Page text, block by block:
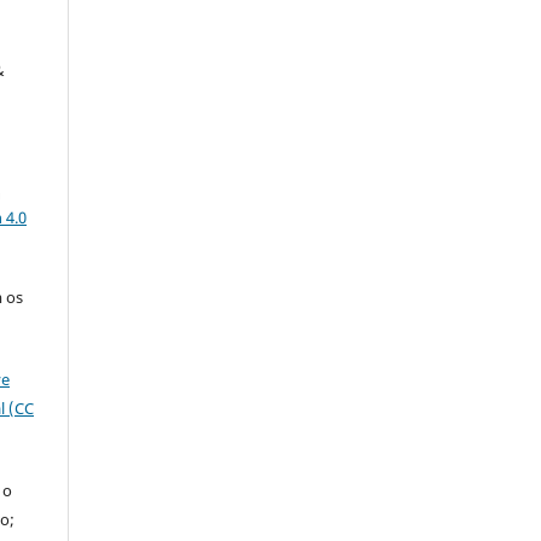
4.0
os
(CC